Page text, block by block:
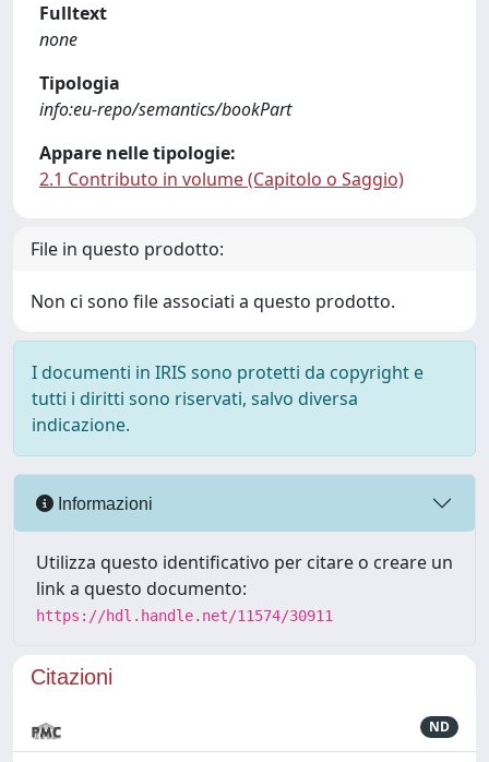
Fulltext
none
Tipologia
info:eu-repo/semantics/bookPart
Appare nelle tipologie:
2.1 Contributo in volume (Capitolo o Saggio)
File in questo prodotto:
Non ci sono file associati a questo prodotto.
I documenti in IRIS sono protetti da copyright e
tutti i diritti sono riservati, salvo diversa
indicazione.
Informazioni
Utilizza questo identificativo per citare o creare un
link a questo documento:
https://hdl.handle.net/11574/30911
Citazioni
ND